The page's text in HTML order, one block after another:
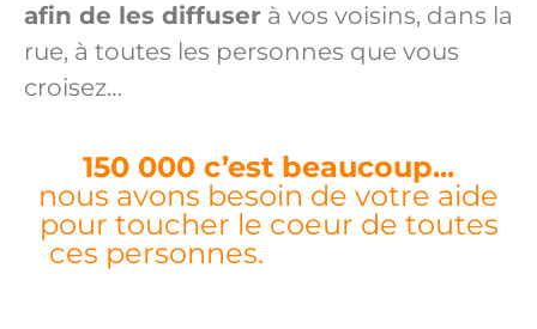
afin de les diffuser à vos voisins, dans la
rue, à toutes les personnes que vous
croisez…
150 000 c’est beaucoup...
nous avons besoin de votre aide
pour toucher le coeur de toutes
ces personnes.